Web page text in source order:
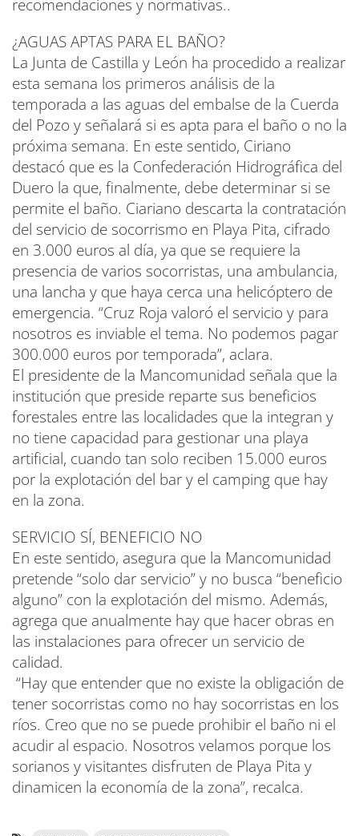
recomendaciones y normativas..
¿AGUAS APTAS PARA EL BAÑO?
La Junta de Castilla y León ha procedido a realizar
esta semana los primeros análisis de la
temporada a las aguas del embalse de la Cuerda
del Pozo y señalará si es apta para el baño o no la
próxima semana. En este sentido, Ciriano
destacó que es la Confederación Hidrográfica del
Duero la que, finalmente, debe determinar si se
permite el baño. Ciariano descarta la contratación
del servicio de socorrismo en Playa Pita, cifrado
en 3.000 euros al día, ya que se requiere la
presencia de varios socorristas, una ambulancia,
una lancha y que haya cerca una helicóptero de
emergencia. “Cruz Roja valoró el servicio y para
nosotros es inviable el tema. No podemos pagar
300.000 euros por temporada”, aclara.
El presidente de la Mancomunidad señala que la
institución que preside reparte sus beneficios
forestales entre las localidades que la integran y
no tiene capacidad para gestionar una playa
artificial, cuando tan solo reciben 15.000 euros
por la explotación del bar y el camping que hay
en la zona.
SERVICIO SÍ, BENEFICIO NO
En este sentido, asegura que la Mancomunidad
pretende “solo dar servicio” y no busca “beneficio
alguno” con la explotación del mismo. Además,
agrega que anualmente hay que hacer obras en
las instalaciones para ofrecer un servicio de
calidad.
“Hay que entender que no existe la obligación de
tener socorristas como no hay socorristas en los
ríos. Creo que no se puede prohibir el baño ni el
acudir al espacio. Nosotros velamos porque los
sorianos y visitantes disfruten de Playa Pita y
dinamicen la economía de la zona”, recalca.